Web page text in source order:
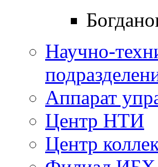
Научно-
Аппарат
Центр НТИ
Центр